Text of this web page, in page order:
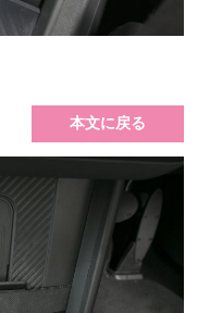
本文に戻る